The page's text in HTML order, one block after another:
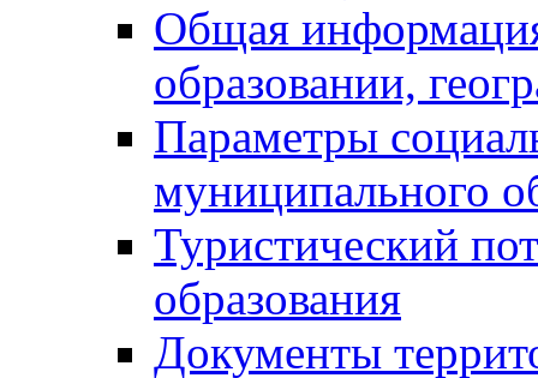
Общая
образовании,
Параметры
муниципального
Туристический
образования
Документы